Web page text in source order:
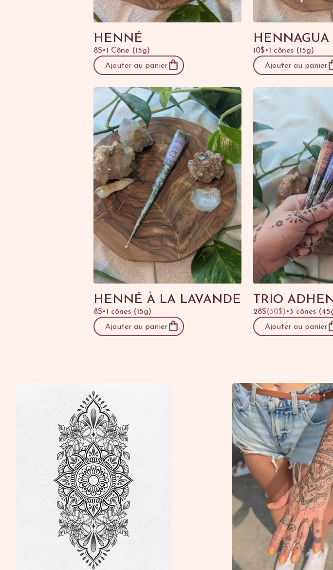
HENNÉ
8$•1 Cône (15g)
Ajouter au panier
HENNAGUA
10$•1 cônes (15g)
Ajouter au panier
HENNÉ À LA LAVANDE
8$•1 cônes (15g)
Ajouter au panier
TRIO
28$(30$)•3 cônes
Ajouter au panier